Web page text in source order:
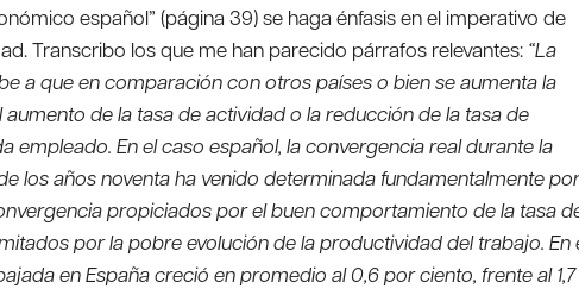
español” (página 39) se haga énfasis en el imperativo de
Transcribo los que me han parecido párrafos relevantes: “La
a que en comparación con otros países o bien se aumenta la
de la tasa de actividad o la reducción de la tasa de
En el caso español, la convergencia real durante la
los años noventa ha venido determinada fundamentalmente por
propiciados por el buen comportamiento de la tasa
por la pobre evolución de la productividad del trabajo. En
en España creció en promedio al 0,6 por ciento, frente al 1,7